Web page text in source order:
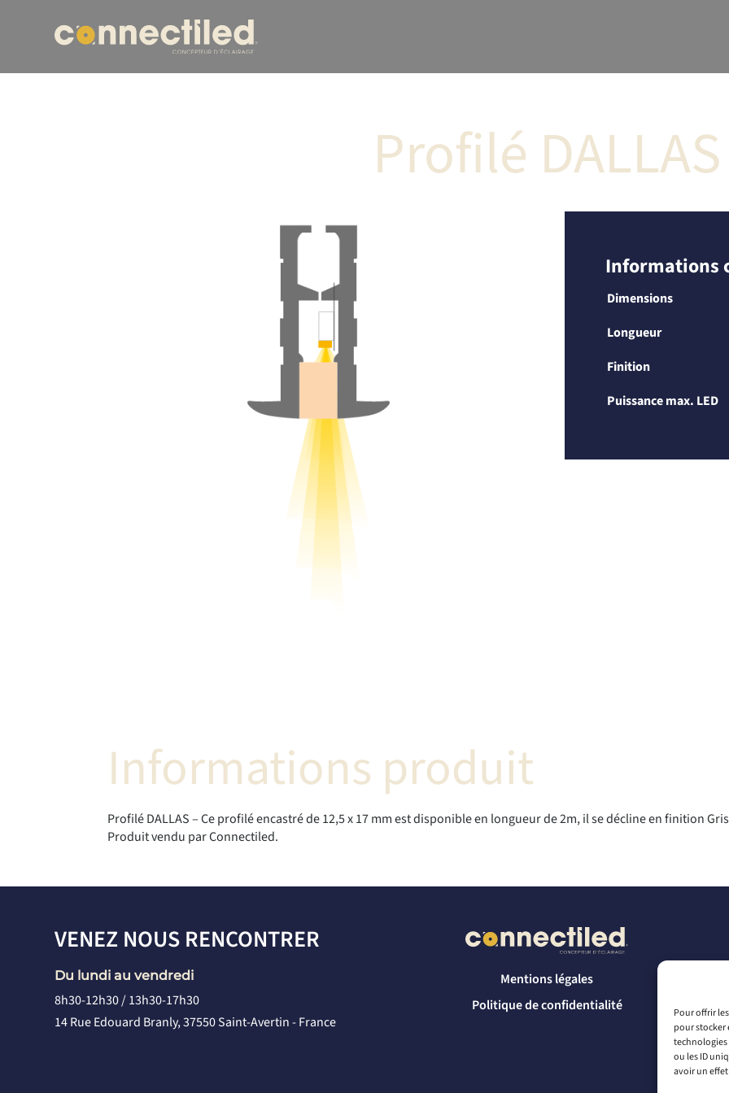
Pour offrir
pour stocker
ou les ID
avoir un
Profilé DALLAS
Informations
Dimensions
Longueur
Finition
Puissance max. LED
Informations produit
Profilé DALLAS – Ce profilé encastré de 12,5 x 17 mm est disponible en longueur de 2m, il se décline en finition
Produit vendu par Connectiled.
VENEZ NOUS RENCONTRER
Du lundi au vendredi
8h30-12h30 / 13h30-17h30
14 Rue Edouard Branly, 37550 Saint-Avertin - France
Mentions légales
Politique de confidentialité